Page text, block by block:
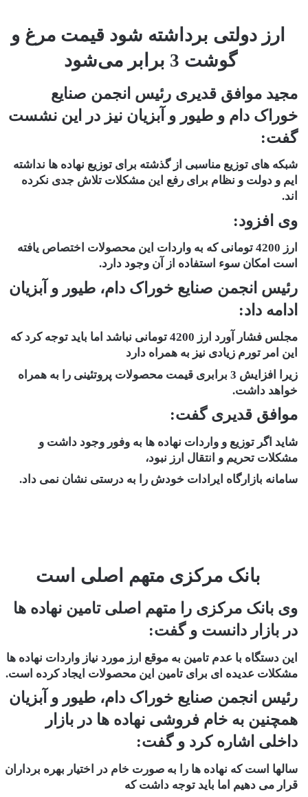
ارز دولتی برداشته شود قیمت مرغ و
گوشت 3 برابر می‌شود
مجید موافق قدیری رئیس انجمن صنایع
خوراک دام و طیور و آبزیان نیز در این نشست
گفت:
شبکه های توزیع مناسبی از گذشته برای توزیع نهاده ها نداشته
ایم و دولت و نظام برای رفع این مشکلات تلاش جدی نکرده
اند.
وی افزود:
ارز 4200 تومانی که به واردات این محصولات اختصاص یافته
است امکان سوء استفاده از آن وجود دارد.
رئیس انجمن صنایع خوراک دام، طیور و آبزیان
ادامه داد:
مجلس فشار آورد ارز 4200 تومانی نباشد اما باید توجه کرد که
این امر تورم زیادی نیز به همراه دارد
زیرا افزایش 3 برابری قیمت محصولات پروتئینی را به همراه
خواهد داشت.
موافق قدیری گفت:
شاید اگر توزیع و واردات نهاده ها به وفور وجود داشت و
مشکلات تحریم و انتقال ارز نبود،
سامانه بازارگاه ایرادات خودش را به درستی نشان نمی داد.
بانک مرکزی متهم اصلی است
وی بانک مرکزی را متهم اصلی تامین نهاده ها
در بازار دانست و گفت:
این دستگاه با عدم تامین به موقع ارز مورد نیاز واردات نهاده ها
مشکلات عدیده ای برای تامین این محصولات ایجاد کرده است.
رئیس انجمن صنایع خوراک دام، طیور و آبزیان
همچنین به خام فروشی نهاده ها در بازار
داخلی اشاره کرد و گفت:
سالها است که نهاده ها را به صورت خام در اختیار بهره برداران
قرار می دهیم اما باید توجه داشت که